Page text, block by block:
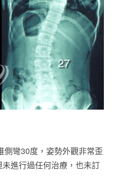
側彎30度，姿勢外觀非常歪
進行過任何治療，也未訂